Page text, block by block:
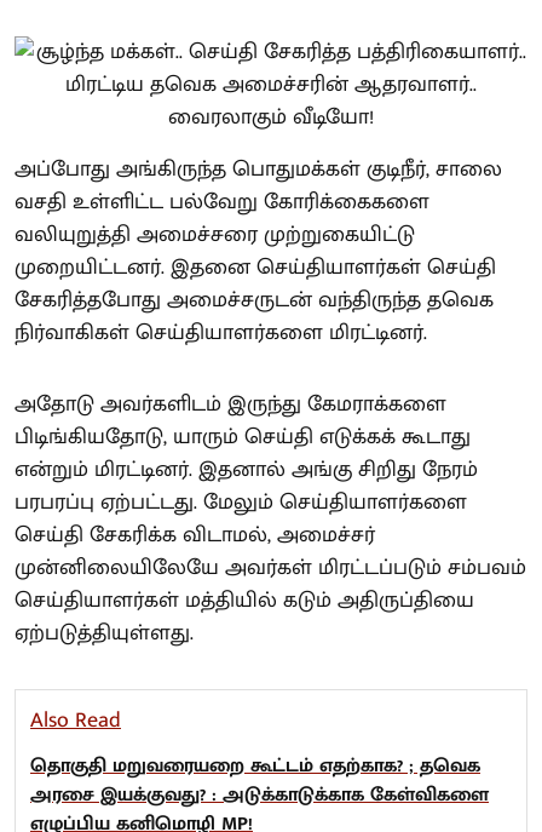
அப்போது அங்கிருந்த பொதுமக்கள் குடிநீர், சாலை
வசதி உள்ளிட்ட பல்வேறு கோரிக்கைகளை
வலியுறுத்தி அமைச்சரை முற்றுகையிட்டு
முறையிட்டனர். இதனை செய்தியாளர்கள் செய்தி
சேகரித்தபோது அமைச்சருடன் வந்திருந்த தவெக
நிர்வாகிகள் செய்தியாளர்களை மிரட்டினர்.
அதோடு அவர்களிடம் இருந்து கேமராக்களை
பிடிங்கியதோடு, யாரும் செய்தி எடுக்கக் கூடாது
என்றும் மிரட்டினர். இதனால் அங்கு சிறிது நேரம்
பரபரப்பு ஏற்பட்டது. மேலும் செய்தியாளர்களை
செய்தி சேகரிக்க விடாமல், அமைச்சர்
முன்னிலையிலேயே அவர்கள் மிரட்டப்படும் சம்பவம்
செய்தியாளர்கள் மத்தியில் கடும் அதிருப்தியை
ஏற்படுத்தியுள்ளது.
Also Read
தொகுதி மறுவரையறை கூட்டம் எதற்காக? ; தவெக
அரசை இயக்குவது? : அடுக்காடுக்காக கேள்விகளை
எழுப்பிய கனிமொழி MP!